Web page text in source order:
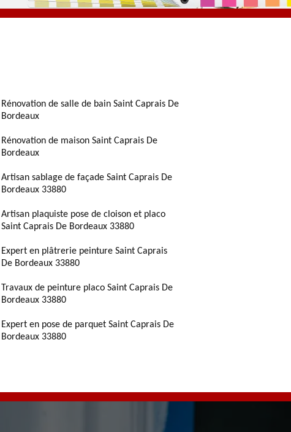
Rénovation de salle de bain Saint Caprais De
Bordeaux
Rénovation de maison Saint Caprais De
Bordeaux
Artisan sablage de façade Saint Caprais De
Bordeaux 33880
Artisan plaquiste pose de cloison et placo
Saint Caprais De Bordeaux 33880
Expert en plâtrerie peinture Saint Caprais
De Bordeaux 33880
Travaux de peinture placo Saint Caprais De
Bordeaux 33880
Expert en pose de parquet Saint Caprais De
Bordeaux 33880